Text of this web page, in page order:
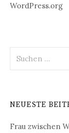
WordPress.org
nach:
NEUESTE
Frau zwischen